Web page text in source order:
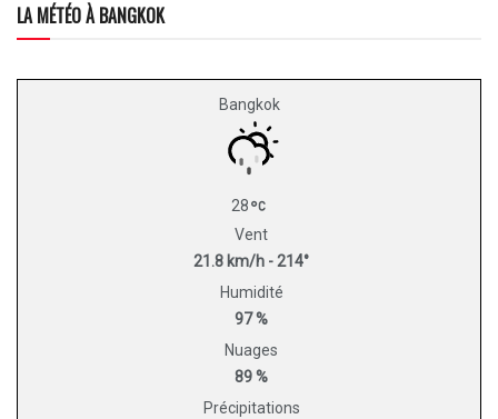
LA MÉTÉO À BANGKOK
Bangkok
28
Vent
21.8 km/h - 214°
Humidité
97 %
Nuages
89 %
Précipitations